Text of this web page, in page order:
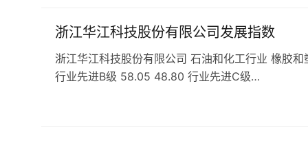
浙江华江科技股份有限公司发展指数
浙江华江科技股份有限公司 石油和化工行业 橡胶
行业先进B级 58.05 48.80 行业先进C级…